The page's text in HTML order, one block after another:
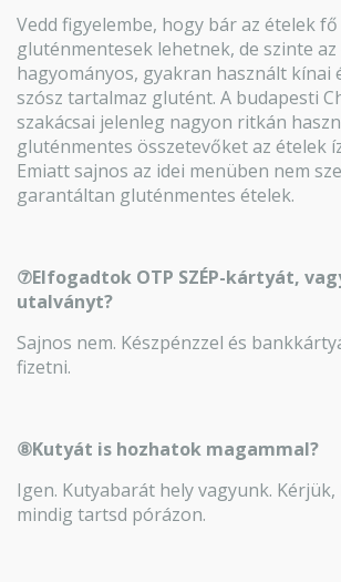
Vedd figyelembe, hogy bár az ételek
gluténmentesek lehetnek, de szinte az
hagyományos, gyakran használt kínai
szósz tartalmaz glutént. A budapesti
szakácsai jelenleg nagyon ritkán
gluténmentes összetevőket az ételek
Emiatt sajnos az idei menüben nem
garantáltan gluténmentes ételek.
⑦Elfogadtok OTP SZÉP-kártyát,
utalványt?
Sajnos nem. Készpénzzel és
fizetni.
⑧Kutyát is hozhatok magammal?
Igen. Kutyabarát hely vagyunk.
mindig tartsd pórázon.